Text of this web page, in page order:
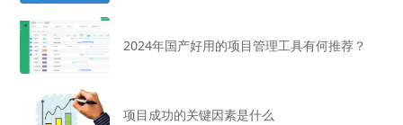
2024年国产好用的项目管理工具有何推荐？
项目成功的关键因素是什么